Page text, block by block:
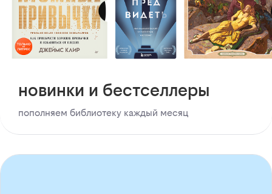
новинки и бестселлеры
пополняем библиотеку каждый месяц